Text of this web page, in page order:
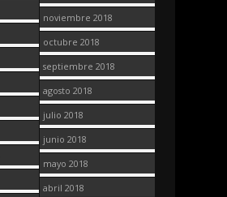
noviembre 2018
octubre 2018
septiembre 2018
agosto 2018
julio 2018
junio 2018
mayo 2018
abril 2018